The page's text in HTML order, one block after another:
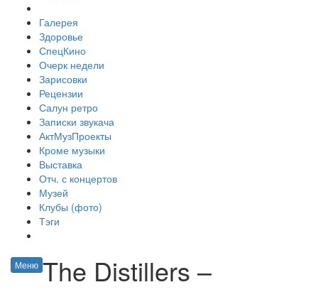
Галерея
Здоровье
СпецКино
Очерк недели
Зарисовки
Рецензии
Салун ретро
Записки звукача
АктМузПроекты
Кроме музыки
Выставка
Отч. с концертов
Музей
Клубы (фото)
Тэги
Меню The Distillers –